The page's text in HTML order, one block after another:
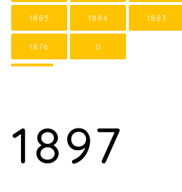
1885 1884 1883
1876 0
1897